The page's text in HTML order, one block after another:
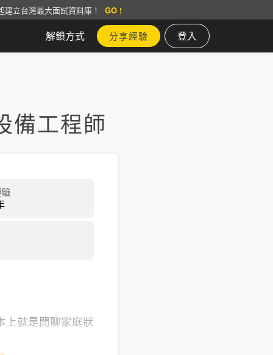
立台灣最大面試資料庫！ GO !
解鎖方式 分享經驗 登入
備工程師
上就是閒聊家庭狀